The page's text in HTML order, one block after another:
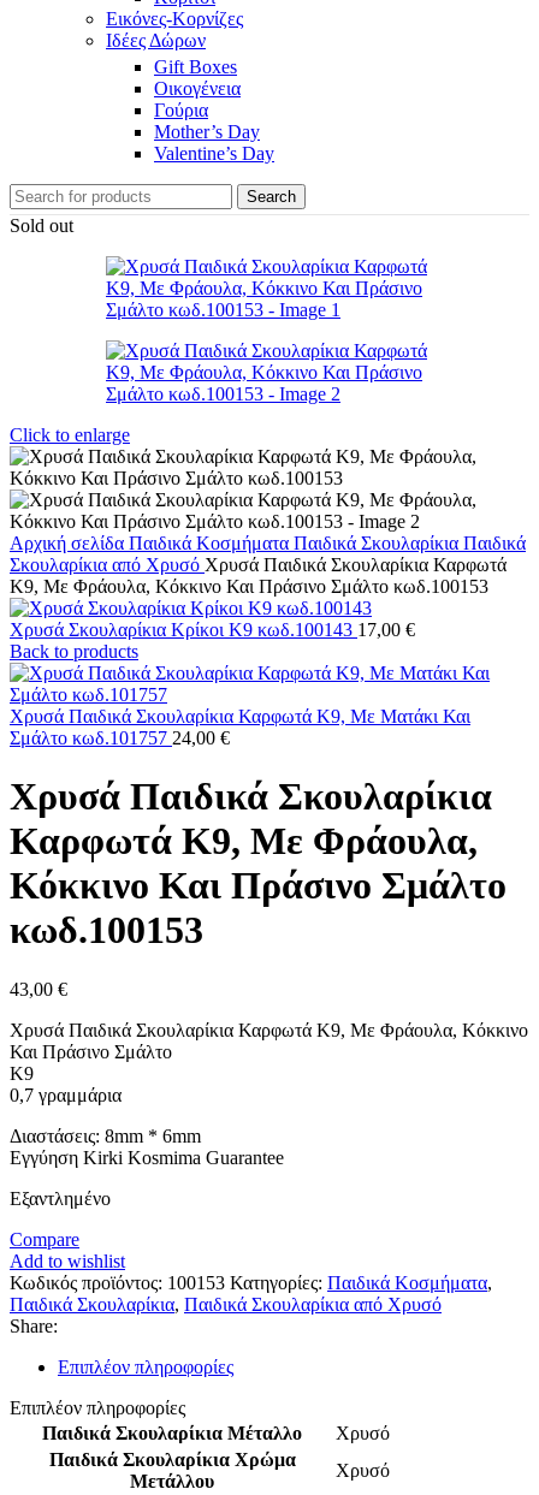
Εικόνες-Κορνίζες
Ιδέες Δώρων
Gift Boxes
Οικογένεια
Γούρια
Mother’s Day
Valentine’s Day
Search
Sold out
Click to enlarge
Αρχική σελίδα Παιδικά Κοσμήματα Παιδικά Σκουλαρίκια Παιδικά
Σκουλαρίκια από Χρυσό Χρυσά Παιδικά Σκουλαρίκια Καρφωτά
Κ9, Με Φράουλα, Κόκκινο Και Πράσινο Σμάλτο κωδ.100153
Χρυσά Σκουλαρίκια Κρίκοι Κ9 κωδ.100143 17,00 €
Back to products
Χρυσά Παιδικά Σκουλαρίκια Καρφωτά Κ9, Με Ματάκι Και
Σμάλτο κωδ.101757 24,00 €
Χρυσά Παιδικά Σκουλαρίκια
Καρφωτά Κ9, Με Φράουλα,
Κόκκινο Και Πράσινο Σμάλτο
κωδ.100153
43,00 €
Χρυσά Παιδικά Σκουλαρίκια Καρφωτά Κ9, Με Φράουλα, Κόκκινο
Και Πράσινο Σμάλτο
Κ9
0,7 γραμμάρια
Διαστάσεις: 8mm * 6mm
Εγγύηση Kirki Kosmima Guarantee
Εξαντλημένο
Compare
Add to wishlist
Κωδικός προϊόντος: 100153 Κατηγορίες: Παιδικά Κοσμήματα,
Παιδικά Σκουλαρίκια, Παιδικά Σκουλαρίκια από Χρυσό
Share:
Επιπλέον πληροφορίες
Επιπλέον πληροφορίες
Παιδικά Σκουλαρίκια Μέταλλο
Χρυσό
Παιδικά Σκουλαρίκια Χρώμα
Μετάλλου
Χρυσό